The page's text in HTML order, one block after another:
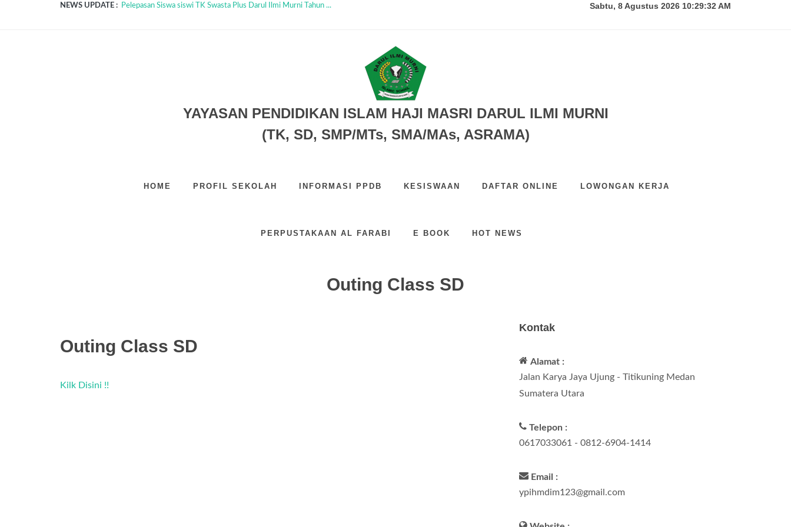
NEWS UPDATE :
Pelepasan Siswa siswi TK Swasta Plus Darul Ilmi Murni Tahun ...
PELAKSANAAN UPACARA BENDERA MEMPERINGATI HARI PENDIDIKAN NAS...
Sabtu, 8 Agustus 2026 10:29:33 AM
YAYASAN PENDIDIKAN ISLAM HAJI MASRI DARUL ILMI MURNI
(TK, SD, SMP/MTs, SMA/MAs, ASRAMA)
HOME PROFIL SEKOLAH INFORMASI PPDB KESISWAAN DAFTAR ONLINE LOWONGAN KERJA
PERPUSTAKAAN AL FARABI E BOOK HOT NEWS
Outing Class SD
Outing Class SD
Kilk Disini !!
Kontak
Alamat :
Jalan Karya Jaya Ujung - Titikuning Medan
Sumatera Utara
Telepon :
0617033061 - 0812-6904-1414
Email :
ypihmdim123@gmail.com